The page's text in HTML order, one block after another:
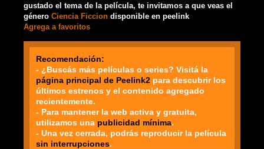
gustado el tema de la película, te invitamos a que veas el
género Ciencia Ficcion disponible en peelink
Agrega a favoritos
Recomendación:
- ¿Buscás más películas o series? Visitá la
página principal de Peelink2 para descubrir los
últimos estrenos y el contenido agregado
recientemente.
- Para mantener la web activa y gratuita,
utilizamos una publicidad mínima.
- Una vez cerrada, podrás reproducir la película
sin interrupciones.